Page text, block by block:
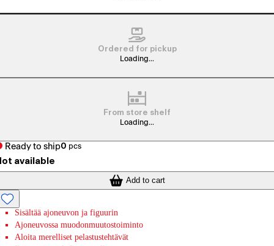
Ordered for pickup
Loading...
From store shelf
Loading...
Ready to ship0 pcs
available
Add to cart
Sisältää ajoneuvon ja figuurin
Ajoneuvossa muodonmuutostoiminto
Aloita merelliset pelastustehtävät